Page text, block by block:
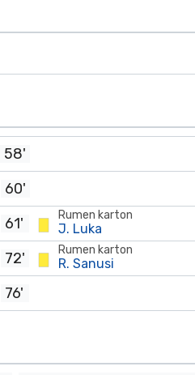
58'
60'
61'
Rumen karton
J. Luka
72' Rumen karton
R. Sanusi
76'